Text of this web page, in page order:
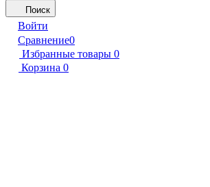
Поиск
Войти
Сравнение0
Избранные товары 0
Корзина 0